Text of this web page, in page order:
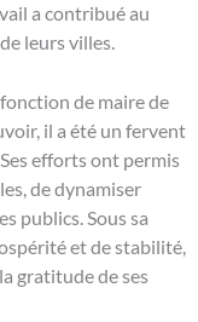
a contribué au
leurs villes.
de maire de
il a été un fervent
efforts ont permis
de dynamiser
publics. Sous sa
et de stabilité,
gratitude de ses